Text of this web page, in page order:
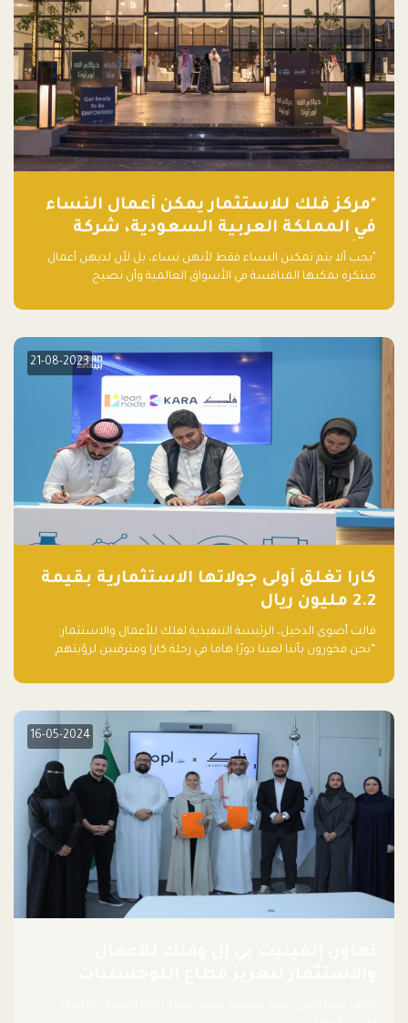
"مركز فلك للاستثمار يمكّن أعمال النساء
في المملكة العربية السعودية، شركة
ناشئة تلو الأخرى."
"يجب ألا يتم تمكين النساء فقط لأنهن نساء، بل لأن لديهن أعمال
مبتكرة يمكنها المنافسة في الأسواق العالمية وأن تصبح
21-08-2023
كارا تغلق أولى جولاتها الاستثمارية بقيمة
2.2 مليون ريال
قالت أضوى الدخيل، الرئيسة التنفيذية لفلك للأعمال والاستثمار:
“نحن فخورون بأننا لعبنا دورًا هاما في رحلة كارا ومترقبين لرؤيتهم
جيدًا لكوكبنا فحسب، بل إنه جيد أيضًا للأعمال”.
16-05-2024